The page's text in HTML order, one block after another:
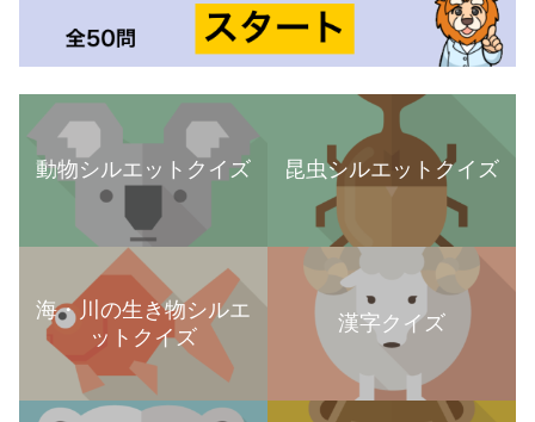
動物シルエットクイズ 昆虫シルエットクイズ
海・川の生き物シルエ
ットクイズ
漢字クイズ